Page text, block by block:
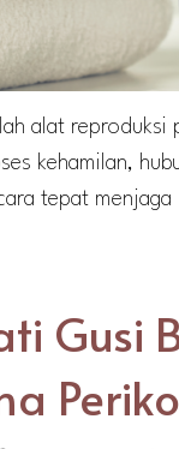
alat reproduksi
kehamilan,
tepat
Gusi